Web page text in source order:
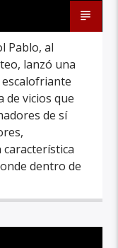
Pablo, al
lanzó una
de vicios que
de sí
dentro de